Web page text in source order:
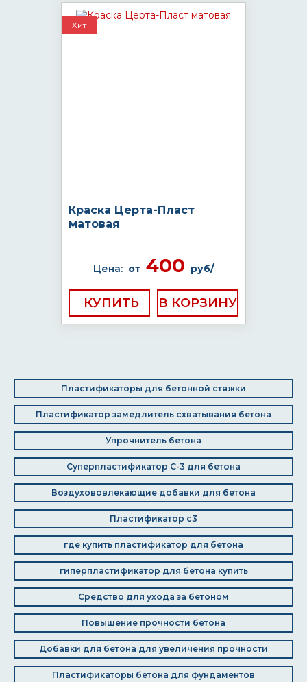
Хит
Краска Церта-Пласт
матовая
Цена: от 400 руб/
КУПИТЬ
Пластификаторы для бетонной стяжки
Пластификатор замедлитель схватывания бетона
Упрочнитель бетона
Суперпластификатор С-3 для бетона
Воздухововлекающие добавки для бетона
Пластификатор с3
где купить пластификатор для бетона
гиперпластификатор для бетона купить
Средство для ухода за бетоном
Повышение прочности бетона
Добавки для бетона для увеличения прочности
Пластификаторы бетона для фундаментов